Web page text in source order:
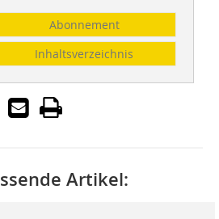
Abonnement
Inhaltsverzeichnis
Artikel: